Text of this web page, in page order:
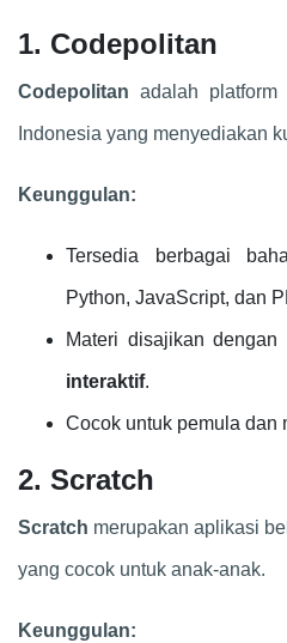
1. Codepolitan
Codepolitan adalah
Indonesia yang menyediakan
Keunggulan:
Tersedia berbagai
Python, JavaScript, dan
Materi disajikan dengan
interaktif.
Cocok untuk pemula dan
2. Scratch
Scratch merupakan aplikasi
yang cocok untuk anak-anak.
Keunggulan: